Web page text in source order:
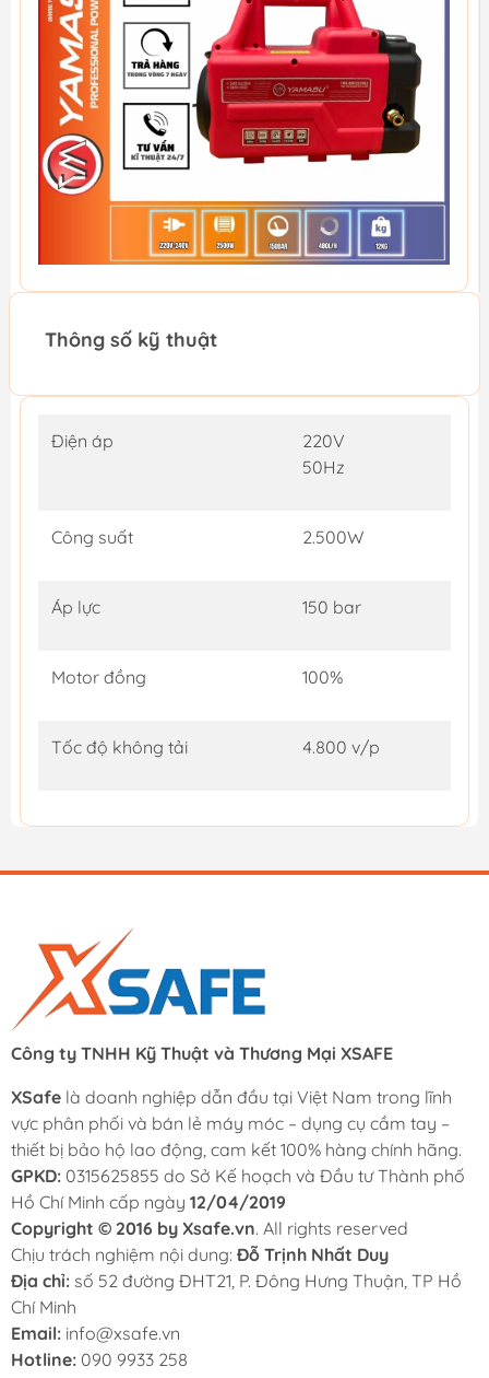
Thông số kỹ thuật
Điện áp
220V
50Hz
Công suất 2.500W
Áp lực 150 bar
Motor đồng 100%
Tốc độ không tải 4.800 v/p
Công ty TNHH Kỹ Thuật và Thương Mại XSAFE
XSafe là doanh nghiệp dẫn đầu tại Việt Nam trong lĩnh
vực phân phối và bán lẻ máy móc – dụng cụ cầm tay –
thiết bị bảo hộ lao động, cam kết 100% hàng chính hãng.
GPKD: 0315625855 do Sở Kế hoạch và Đầu tư Thành phố
Hồ Chí Minh cấp ngày 12/04/2019
Copyright © 2016 by Xsafe.vn. All rights reserved
Chịu trách nghiệm nội dung: Đỗ Trịnh Nhất Duy
Địa chỉ: số 52 đường ĐHT21, P. Đông Hưng Thuận, TP Hồ
Chí Minh
Email: info@xsafe.vn
Hotline: 090 9933 258